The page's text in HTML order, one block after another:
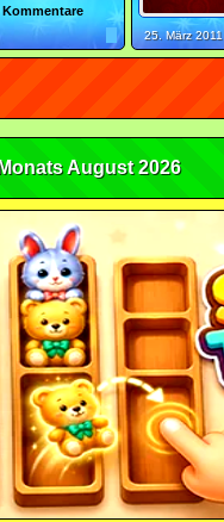
Kommentare
25. März 2011
August 2026